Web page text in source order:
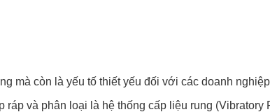
mà còn là yếu tố thiết yếu đối với các doanh
và phân loại là hệ thống cấp liệu rung (Vibratory